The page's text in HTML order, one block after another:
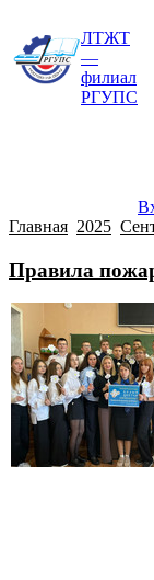
ЛТЖТ
—
филиал
РГУПС
Главная 2025
Правила